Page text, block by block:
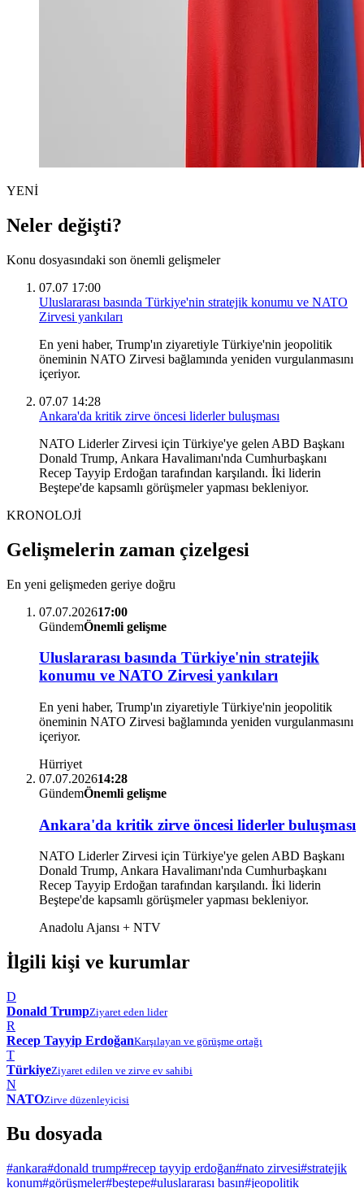
YENİ
Neler değişti?
Konu dosyasındaki son önemli gelişmeler
07.07 17:00
Uluslararası basında Türkiye'nin stratejik konumu ve NATO
Zirvesi yankıları
En yeni haber, Trump'ın ziyaretiyle Türkiye'nin jeopolitik
öneminin NATO Zirvesi bağlamında yeniden vurgulanmasını
içeriyor.
07.07 14:28
Ankara'da kritik zirve öncesi liderler buluşması
NATO Liderler Zirvesi için Türkiye'ye gelen ABD Başkanı
Donald Trump, Ankara Havalimanı'nda Cumhurbaşkanı
Recep Tayyip Erdoğan tarafından karşılandı. İki liderin
Beştepe'de kapsamlı görüşmeler yapması bekleniyor.
KRONOLOJİ
Gelişmelerin zaman çizelgesi
En yeni gelişmeden geriye doğru
07.07.202617:00
GündemÖnemli gelişme
Uluslararası basında Türkiye'nin stratejik
konumu ve NATO Zirvesi yankıları
En yeni haber, Trump'ın ziyaretiyle Türkiye'nin jeopolitik
öneminin NATO Zirvesi bağlamında yeniden vurgulanmasını
içeriyor.
Hürriyet
07.07.202614:28
GündemÖnemli gelişme
Ankara'da kritik zirve öncesi liderler buluşması
NATO Liderler Zirvesi için Türkiye'ye gelen ABD Başkanı
Donald Trump, Ankara Havalimanı'nda Cumhurbaşkanı
Recep Tayyip Erdoğan tarafından karşılandı. İki liderin
Beştepe'de kapsamlı görüşmeler yapması bekleniyor.
Anadolu Ajansı + NTV
İlgili kişi ve kurumlar
D
Donald TrumpZiyaret eden lider
R
Recep Tayyip ErdoğanKarşılayan ve görüşme ortağı
T
TürkiyeZiyaret edilen ve zirve ev sahibi
N
NATOZirve düzenleyicisi
Bu dosyada
#ankara#donald trump#recep tayyip erdoğan#nato zirvesi#stratejik
konum#görüşmeler#beştepe#uluslararası basın#jeopolitik